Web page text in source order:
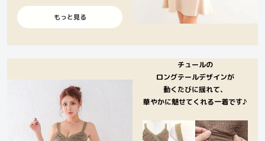
もっと見る
チュールの
ロングテールデザインが
動くたびに揺れて、
華やかに魅せてくれる一着です♪